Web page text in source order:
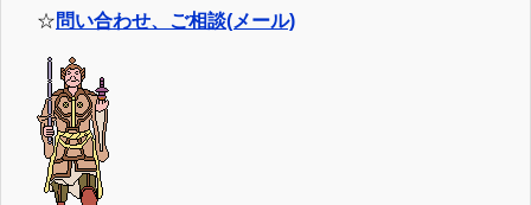
☆問い合わせ、ご相談(メール)